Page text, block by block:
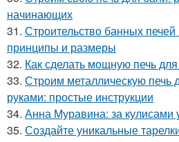
начинающих
31. Строительство банных
принципы и размеры
32. Как сделать мощную печь
33. Строим металлическую печь
руками: простые инструкции
34. Анна Муравина: за кулисами
35. Создайте уникальные